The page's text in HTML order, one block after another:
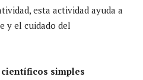
esta actividad ayuda a
y el cuidado del
simples